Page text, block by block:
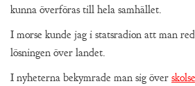
kunna överföras till hela samhället.
I morse kunde jag i statsradion att man
lösningen över landet.
I nyheterna bekymrade man sig över